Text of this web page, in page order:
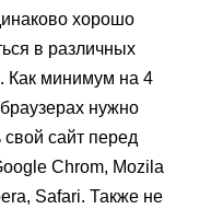
хорошо
в различных
Как минимум на 4
нужно
свой сайт перед
Chrom, Mozila
Safari. Также не